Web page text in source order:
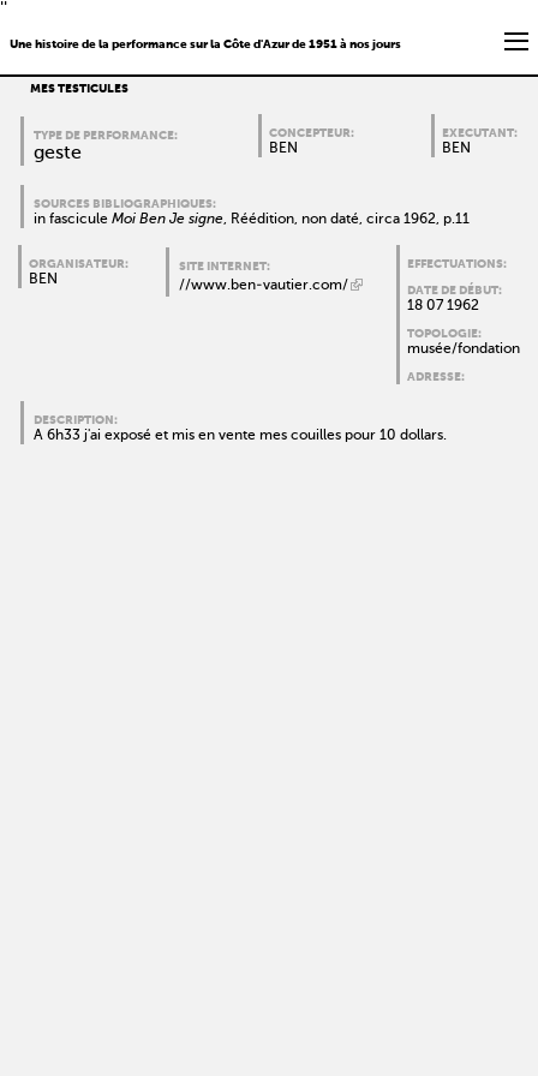
''
Une histoire de la performance sur la Côte d'Azur de 1951 à nos jours
MES TESTICULES
TYPE DE PERFORMANCE:
geste
CONCEPTEUR:
BEN
EXECUTANT:
BEN
SOURCES BIBLIOGRAPHIQUES:
in fascicule Moi Ben Je signe, Réédition, non daté, circa 1962, p.11
ORGANISATEUR:
BEN
SITE INTERNET:
//www.ben-vautier.com/
EFFECTUATIONS:
DATE DE DÉBUT:
18 07 1962
TOPOLOGIE:
musée/fondation
ADRESSE:
DESCRIPTION:
A 6h33 j'ai exposé et mis en vente mes couilles pour 10 dollars.